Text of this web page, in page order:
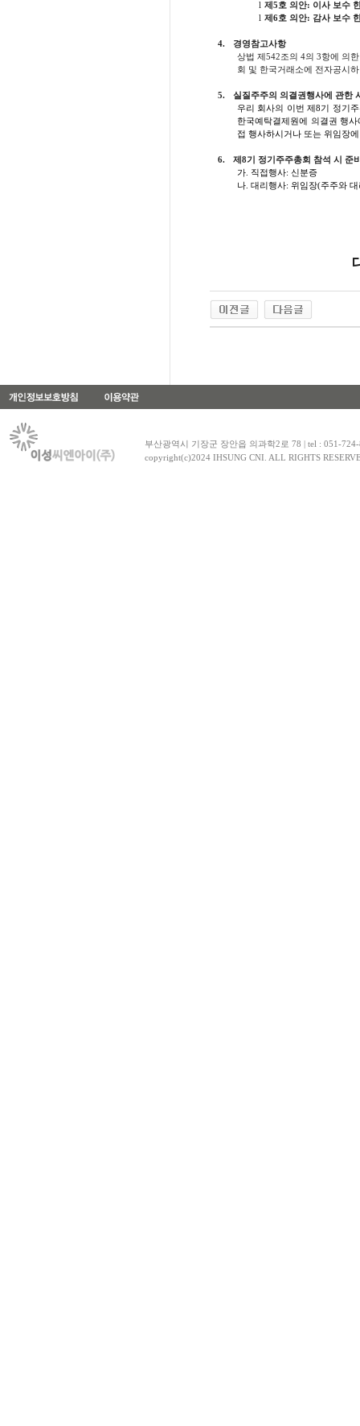
l 제 5호 의안: 이사 보수
l 제 6호 의안: 감사 보수
4.
경영참고사항
상법 제 542조의 4의 3항에 의
회 및 한국거래소에 전자공시
5.
실질주주의 의결권행사에 관한
우리 회사의 이번 제8기 정기
한국예탁결제원에 의결권 행
접 행사하시거나 또는 위임장
6. 제 8기 정기주주총회 참석 시 준
가
직접행사: 신분증
나 대리행사: 위임장(주주와
부산광역시 기장군 장안읍 의과학2로 78 | tel : 051-
copyright(c)2024 IHSUNG CNI. ALL RIGHTS